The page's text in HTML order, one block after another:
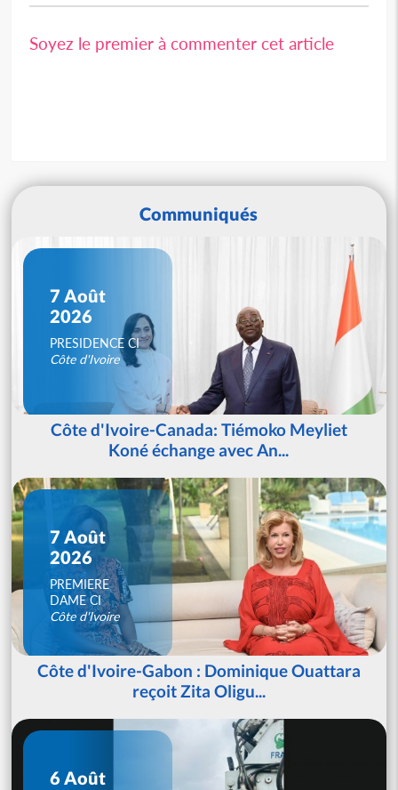
Soyez le premier à commenter cet article
Communiqués
7 Août
2026
PRESIDENCE CI
Côte d'Ivoire
Côte d'Ivoire-Canada: Tiémoko Meyliet
Koné échange avec An...
7 Août
2026
PREMIERE
DAME CI
Côte d'Ivoire
Côte d'Ivoire-Gabon : Dominique Ouattara
reçoit Zita Oligu...
6 Août